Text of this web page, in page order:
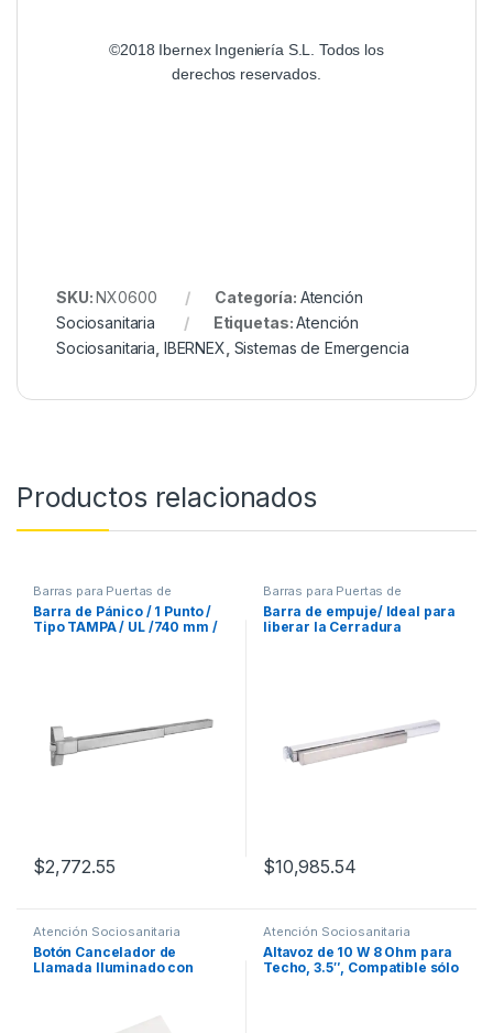
©2018 Ibernex Ingeniería S.L. Todos los
derechos reservados.
SKU:NX0600 Categoría: Atención
Sociosanitaria
Etiquetas:Atención
Sociosanitaria IBERNEX Sistemas de Emergencia
Productos relacionados
Barras para Puertas de
Emergencia
Barra de Pánico / 1 Punto /
Tipo TAMPA / UL /740 mm /
$2,772.55
Barras para Puertas de
Emergencia
Barra de empuje/ Ideal para
liberar la Cerradura
$10,985.54
Atención Sociosanitaria
Botón Cancelador de
Llamada Iluminado con
NX0019/B, NX0015 Y
Atención Sociosanitaria
Altavoz de 10 W 8 Ohm para
Techo, 3.5″, Compatible sólo